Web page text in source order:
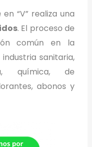
en “V” realiza una
. El proceso de
común en la
sanitaria,
química, de
abonos y